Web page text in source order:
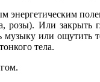
энергетическим
Или закрыть
или ощутить
тела.